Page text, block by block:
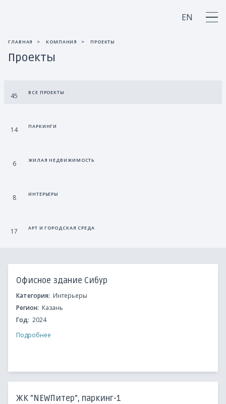
EN
О компании
ГЛАВНАЯ КОМПАНИЯ ПРОЕКТЫ
Проекты
ВСЕ ПРОЕКТЫ
45
ПАРКИНГИ
14
ЖИЛАЯ НЕДВИЖИМОСТЬ
6
ИНТЕРЬЕРЫ
8
АРТ И ГОРОДСКАЯ СРЕДА
17
Офисное здание Сибур
Категория: Интерьеры
Регион: Казань
Год: 2024
Подробнее
ЖК "NEWПитер", паркинг-1